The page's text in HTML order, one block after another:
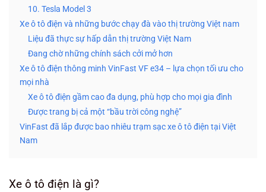
10. Tesla Model 3
Xe ô tô điện và những bước chạy đà vào thị trường Việt nam
Liệu đã thực sự hấp dẫn thị trường Việt Nam
Đang chờ những chính sách cởi mở hơn
Xe ô tô điện thông minh VinFast VF e34 – lựa chọn tối ưu cho
mọi nhà
Xe ô tô điện gầm cao đa dụng, phù hợp cho mọi gia đình
Được trang bị cả một “bầu trời công nghệ”
VinFast đã lắp được bao nhiêu trạm sạc xe ô tô điện tại Việt
Nam
Xe ô tô điện là gì?